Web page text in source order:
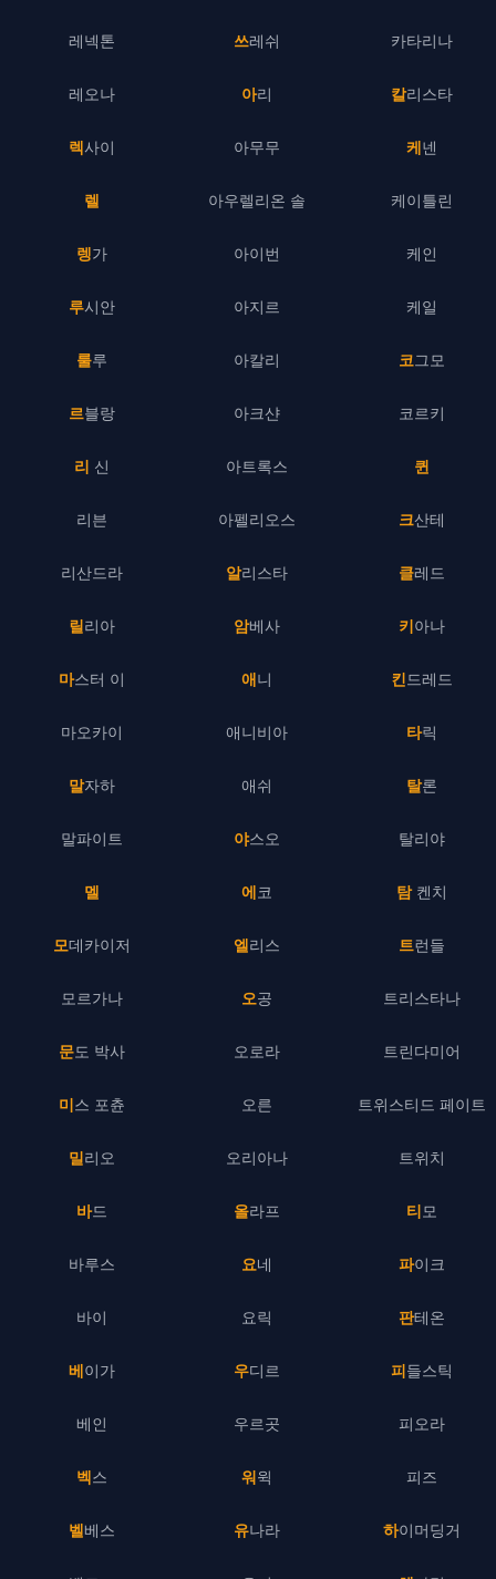
레넥톤
레오나
렉사이
렐
렝가
루시안
룰루
르블랑
리 신
리븐
리산드라
릴리아
마스터 이
마오카이
말자하
말파이트
멜
모데카이저
모르가나
문도 박사
미스 포츈
밀리오
바드
바루스
바이
베이가
베인
벡스
벨베스
쓰레쉬
아리
아무무
아우렐리온 솔
아이번
아지르
아칼리
아크샨
아트록스
아펠리오스
알리스타
암베사
애니
애니비아
애쉬
야스오
에코
엘리스
오공
오로라
오른
오리아나
올라프
요네
요릭
우디르
우르곳
워윅
유나라
카타리나
칼리스타
케넨
케이틀린
케인
케일
코그모
코르키
퀸
크산테
클레드
키아나
킨드레드
타릭
탈론
탈리야
탐 켄치
트런들
트리스타나
트린다미어
트위스티드 페이트
트위치
티모
파이크
판테온
피들스틱
피오라
피즈
하이머딩거